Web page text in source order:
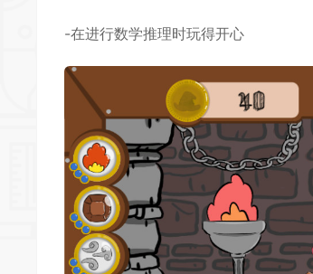
-在进行数学推理时玩得开心